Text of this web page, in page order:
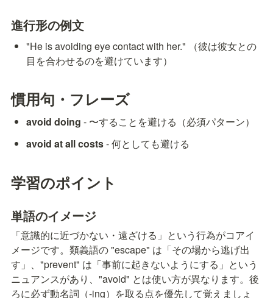
進行形の例文
"He is avoiding eye contact with her." （彼は彼女との
目を合わせるのを避けています）
慣用句・フレーズ
avoid doing - 〜することを避ける（必須パターン）
avoid at all costs - 何としても避ける
学習のポイント
単語のイメージ
「意識的に近づかない・遠ざける」という行為がコアイ
メージです。類義語の "escape" は「その場から逃げ出
す」、"prevent" は「事前に起きないようにする」という
ニュアンスがあり、"avoid" とは使い方が異なります。後
ろに必ず動名詞（-ing）を取る点を優先して覚えましょ